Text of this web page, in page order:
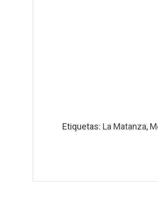
Etiquetas: La Matanza,